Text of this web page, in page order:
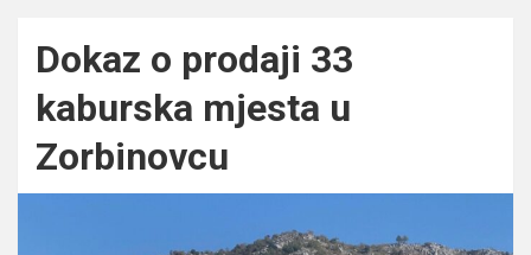
Dokaz o prodaji 33
kaburska mjesta u
Zorbinovcu